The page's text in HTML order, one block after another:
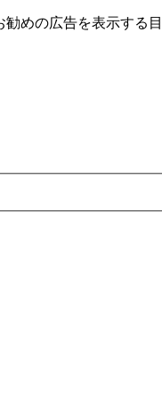
めの広告を表⽰する